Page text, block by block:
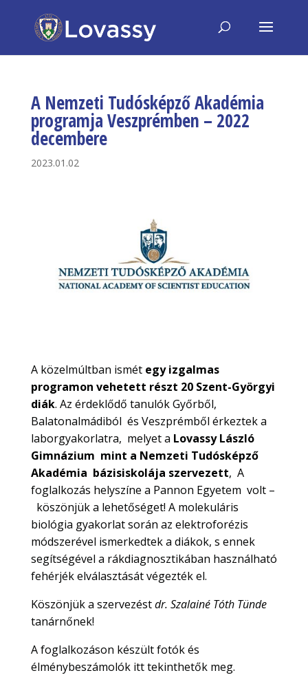
A Nemzeti Tudósképző Akadémia
programja Veszprémben – 2022
decembere
2023.01.02
A közelmúltban ismét egy izgalmas
programon vehetett részt 20 Szent-Györgyi
diák. Az érdeklődő tanulók Győrből,
Balatonalmádiból és Veszprémből érkeztek a
laborgyakorlatra, melyet a Lovassy László
Gimnázium mint a Nemzeti Tudósképző
Akadémia bázisiskolája szervezett, A
foglalkozás helyszíne a Pannon Egyetem volt –
köszönjük a lehetőséget! A molekuláris
biológia gyakorlat során az elektroforézis
módszerével ismerkedtek a diákok, s ennek
segítségével a rákdiagnosztikában használható
fehérjék elválasztását végezték el.
Köszönjük a szervezéstdr. Szalainé Tóth Tünde
tanárnőnek!
A foglalkozáson készült fotók és
élménybeszámolók itt tekinthetők meg.